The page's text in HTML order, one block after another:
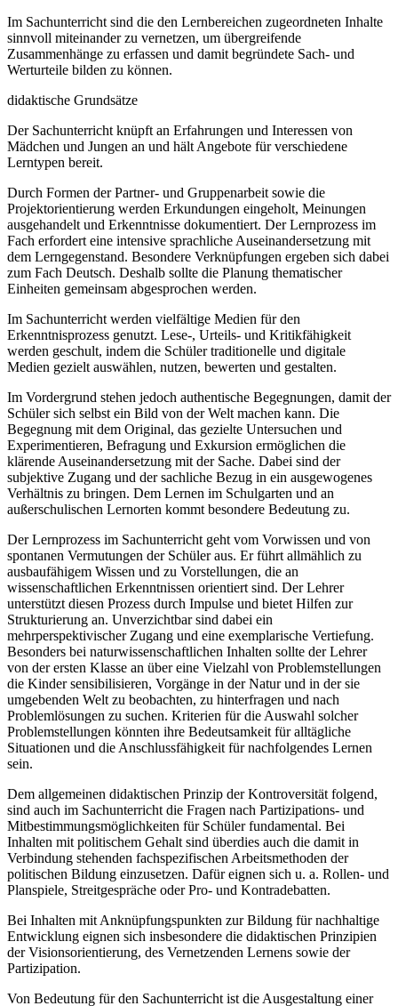
Im Sachunterricht sind die den Lernbereichen zugeordneten Inhalte
sinnvoll miteinander zu vernetzen, um übergreifende
Zusammenhänge zu erfassen und damit begründete Sach- und
Werturteile bilden zu können.
didaktische Grundsätze
Der Sachunterricht knüpft an Erfahrungen und Interessen von
Mädchen und Jungen an und hält Angebote für verschiedene
Lerntypen bereit.
Durch Formen der Partner- und Gruppenarbeit sowie die
Projektorientierung werden Erkundungen eingeholt, Meinungen
ausgehandelt und Erkenntnisse dokumentiert. Der Lernprozess im
Fach erfordert eine intensive sprachliche Auseinandersetzung mit
dem Lerngegenstand. Besondere Verknüpfungen ergeben sich dabei
zum Fach Deutsch. Deshalb sollte die Planung thematischer
Einheiten gemeinsam abgesprochen werden.
Im Sachunterricht werden vielfältige Medien für den
Erkenntnisprozess genutzt. Lese-, Urteils- und Kritikfähigkeit
werden geschult, indem die Schüler traditionelle und digitale
Medien gezielt auswählen, nutzen, bewerten und gestalten.
Im Vordergrund stehen jedoch authentische Begegnungen, damit der
Schüler sich selbst ein Bild von der Welt machen kann. Die
Begegnung mit dem Original, das gezielte Untersuchen und
Experimentieren, Befragung und Exkursion ermöglichen die
klärende Auseinandersetzung mit der Sache. Dabei sind der
subjektive Zugang und der sachliche Bezug in ein ausgewogenes
Verhältnis zu bringen. Dem Lernen im Schulgarten und an
außerschulischen Lernorten kommt besondere Bedeutung zu.
Der Lernprozess im Sachunterricht geht vom Vorwissen und von
spontanen Vermutungen der Schüler aus. Er führt allmählich zu
ausbaufähigem Wissen und zu Vorstellungen, die an
wissenschaftlichen Erkenntnissen orientiert sind. Der Lehrer
unterstützt diesen Prozess durch Impulse und bietet Hilfen zur
Strukturierung an. Unverzichtbar sind dabei ein
mehrperspektivischer Zugang und eine exemplarische Vertiefung.
Besonders bei naturwissenschaftlichen Inhalten sollte der Lehrer
von der ersten Klasse an über eine Vielzahl von Problemstellungen
die Kinder sensibilisieren, Vorgänge in der Natur und in der sie
umgebenden Welt zu beobachten, zu hinterfragen und nach
Problemlösungen zu suchen. Kriterien für die Auswahl solcher
Problemstellungen könnten ihre Bedeutsamkeit für alltägliche
Situationen und die Anschlussfähigkeit für nachfolgendes Lernen
sein.
Dem allgemeinen didaktischen Prinzip der Kontroversität folgend,
sind auch im Sachunterricht die Fragen nach Partizipations- und
Mitbestimmungsmöglichkeiten für Schüler fundamental. Bei
Inhalten mit politischem Gehalt sind überdies auch die damit in
Verbindung stehenden fachspezifischen Arbeitsmethoden der
politischen Bildung einzusetzen. Dafür eignen sich u. a. Rollen- und
Planspiele, Streitgespräche oder Pro- und Kontradebatten.
Bei Inhalten mit Anknüpfungspunkten zur Bildung für nachhaltige
Entwicklung eignen sich insbesondere die didaktischen Prinzipien
der Visionsorientierung, des Vernetzenden Lernens sowie der
Partizipation.
Von Bedeutung für den Sachunterricht ist die Ausgestaltung einer